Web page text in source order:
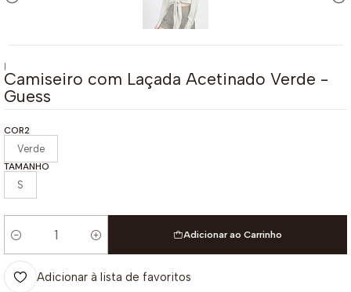
|
Camiseiro com Laçada Acetinado Verde -
Guess
COR2
Verde
TAMANHO
S
Quantidade
Adicionar ao Carrinho
Adicionar à lista de favoritos